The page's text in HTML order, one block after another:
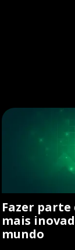
Fazer parte
mais
mundo